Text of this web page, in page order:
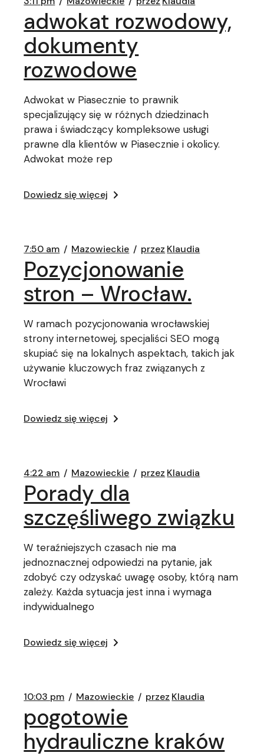
adwokat rozwodowy,
dokumenty
rozwodowe
Adwokat w Piasecznie to prawnik
specjalizujący się w różnych dziedzinach
prawa i świadczący kompleksowe usługi
prawne dla klientów w Piasecznie i okolicy.
Adwokat może rep
Dowiedz się więcej
7:50 am Mazowieckie przez Klaudia
Pozycjonowanie
stron – Wrocław.
W ramach pozycjonowania wrocławskiej
strony internetowej, specjaliści SEO mogą
skupiać się na lokalnych aspektach, takich jak
używanie kluczowych fraz związanych z
Wrocławi
Dowiedz się więcej
4:22 am Mazowieckie przez Klaudia
Porady dla
szczęśliwego związku
W teraźniejszych czasach nie ma
jednoznacznej odpowiedzi na pytanie, jak
zdobyć czy odzyskać uwagę osoby, którą nam
zależy. Każda sytuacja jest inna i wymaga
indywidualnego
Dowiedz się więcej
10:03 pm Mazowieckie przez Klaudia
pogotowie
hydrauliczne kraków